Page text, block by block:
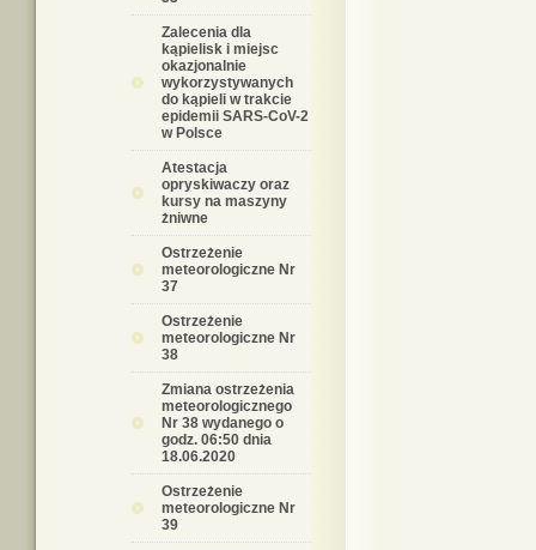
Zalecenia dla
kąpielisk i miejsc
okazjonalnie
wykorzystywanych
do kąpieli w trakcie
epidemii SARS-CoV-2
w Polsce
Atestacja
opryskiwaczy oraz
kursy na maszyny
żniwne
Ostrzeżenie
meteorologiczne Nr
37
Ostrzeżenie
meteorologiczne Nr
38
Zmiana ostrzeżenia
meteorologicznego
Nr 38 wydanego o
godz. 06:50 dnia
18.06.2020
Ostrzeżenie
meteorologiczne Nr
39